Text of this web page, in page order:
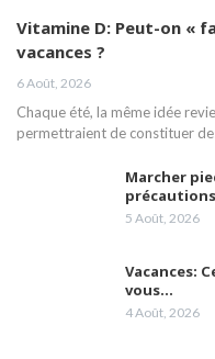
Vitamine D: Peut-on «
vacances ?
6 Août, 2026
Chaque été, la même idée
permettraient de constituer
Marcher
précautions
5 Août, 2026
Vacances:
vous…
4 Août, 2026